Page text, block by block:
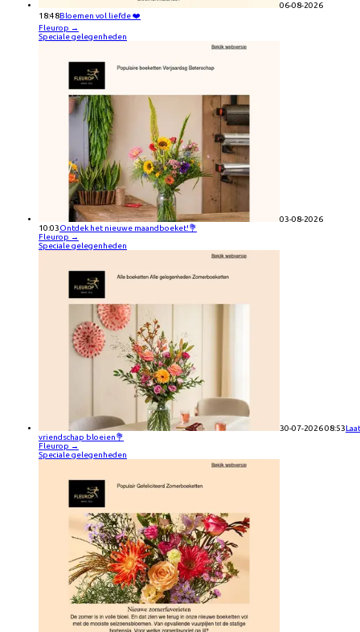
06-08-2026
18:48Bloemen vol liefde ❤️
Fleurop →
Speciale gelegenheden
03-08-2026
10:03Ontdek het nieuwe maandboeket!💐
Fleurop →
Speciale gelegenheden
30-07-2026 08:53Laat
vriendschap bloeien💐
Fleurop →
Speciale gelegenheden